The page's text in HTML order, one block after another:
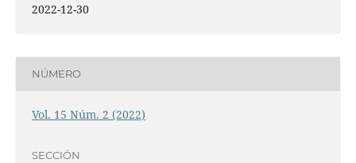
2022-12-30
NÚMERO
Vol. 15 Núm. 2 (2022)
SECCIÓN